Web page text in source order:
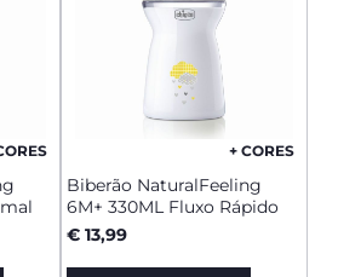
+ CORES
Biberão NaturalFeeling
6M+ 330ML Fluxo Rápido
€ 13,99